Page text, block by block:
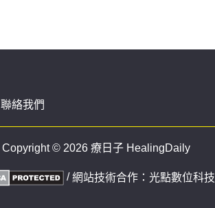
聯絡我們
Copyright © 2026 療日子 HealingDaily
/網站技術合作： 光點數位科技